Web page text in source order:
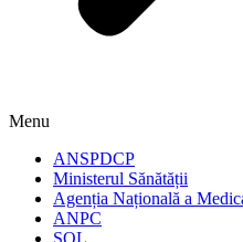
Menu
ANSPDCP
Ministerul Sănătății
Agenția Națională a
ANPC
SOL